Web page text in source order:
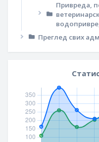
Привреда,
Преглед свих